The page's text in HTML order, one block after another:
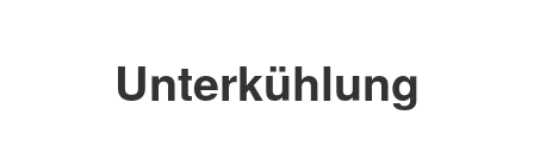
Unterkühlung